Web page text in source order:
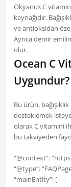
Okyanus C
kaynağıdır.
ve antioksidan
Ayrıca demir
olur.
Ocean C
Uygundur?
Bu ürün,
desteklemek
olarak C vitamini
bu takviyeden
“@context”:
“@type”:
“mainEntity”: [